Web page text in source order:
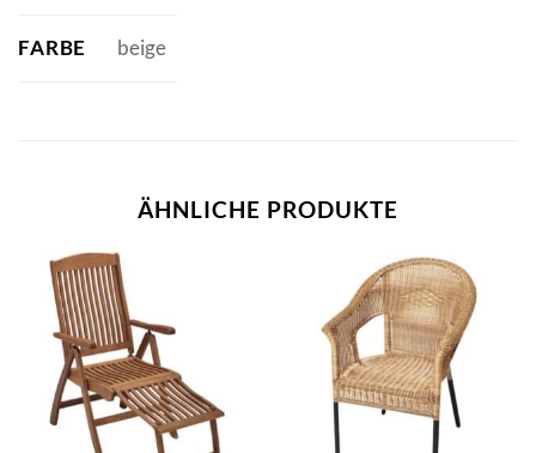
FARBE beige
ÄHNLICHE PRODUKTE